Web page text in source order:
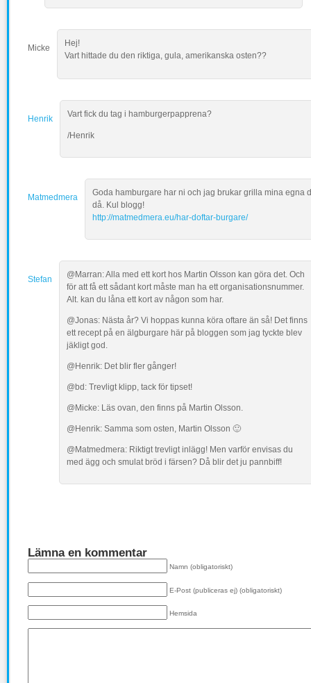
Micke
Hej!
Vart hittade du den riktiga, gula, amerikanska osten??
Henrik Vart fick du tag i hamburgerpapprena?
/Henrik
Matmedmera
Goda hamburgare har ni och jag brukar grilla mina egna
då. Kul blogg!
http://matmedmera.eu/har-doftar-burgare/
Stefan
@Marran: Alla med ett kort hos Martin Olsson kan göra det. Och
för att få ett sådant kort måste man ha ett organisationsnummer.
Alt. kan du låna ett kort av någon som har.
@Jonas: Nästa år? Vi hoppas kunna köra oftare än så! Det finns
ett recept på en älgburgare här på bloggen som jag tyckte blev
jäkligt god.
@Henrik: Det blir fler gånger!
@bd: Trevligt klipp, tack för tipset!
@Micke: Läs ovan, den finns på Martin Olsson.
@Henrik: Samma som osten, Martin Olsson 🙂
@Matmedmera: Riktigt trevligt inlägg! Men varför envisas du
med ägg och smulat bröd i färsen? Då blir det ju pannbiff!
Lämna en kommentar
Namn (obligatoriskt)
E-Post (publiceras ej) (obligatoriskt)
Hemsida